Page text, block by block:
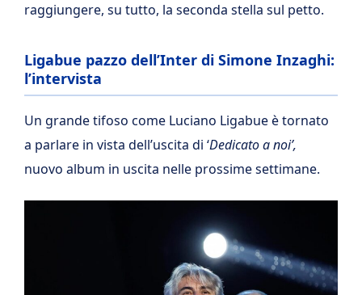
raggiungere, su tutto, la seconda stella sul petto.
Ligabue pazzo dell’Inter di Simone Inzaghi:
l’intervista
Un grande tifoso come Luciano Ligabue è tornato
a parlare in vista dell’uscita di ‘Dedicato a noi’,
nuovo album in uscita nelle prossime settimane.